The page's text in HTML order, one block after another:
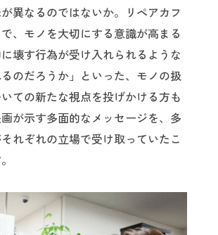
異なるのではないか。リペアカフ
、モノを大切にする意識が高まる
壊す行為が受け入れられるような
のだろうか」といった、モノの扱
ての新たな視点を投げかける方も
が示す多面的なメッセージを、多
れぞれの立場で受け取っていたこ